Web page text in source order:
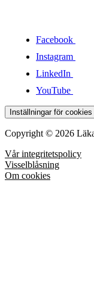
Facebook
Instagram
LinkedIn
YouTube
Inställningar för cookies
Copyright © 2026
Vår integritetspolicy
Visselblåsning
Om cookies